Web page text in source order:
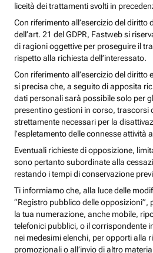
liceità dei trattamenti svolti in
Con riferimento all’esercizio del diritto
dell’art. 21 del GDPR, Fastweb si
di ragioni oggettive per proseguire il
rispetto alla richiesta dell’interessato.
Con riferimento all’esercizio del diritto
si precisa che, a seguito di apposita
dati personali sarà possibile solo per
presentino gestioni in corso, trascorsi
strettamente necessari per la
l’espletamento delle connesse attività
Eventuali richieste di opposizione,
sono pertanto subordinate alla
restando i tempi di conservazione
Ti informiamo che, alla luce delle
“Registro pubblico delle opposizioni”,
la tua numerazione, anche mobile,
telefonici pubblici, o il corrispondente
nei medesimi elenchi, per opporti alla
promozionali o all’invio di altro